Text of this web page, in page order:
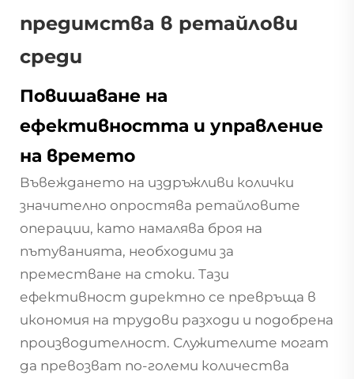
предимства в ретайлови
среди
Повишаване на
ефективността и управление
на времето
Въвеждането на издръжливи колички
значително опростява ретайловите
операции, като намалява броя на
пътуванията, необходими за
преместване на стоки. Тази
ефективност директно се превръща в
икономия на трудови разходи и подобрена
производителност. Служителите могат
да превозват по-големи количества